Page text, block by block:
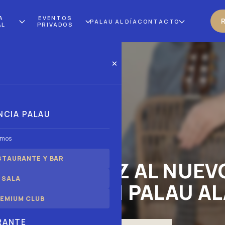
EVENTOS
PRIVADOS
PALAU AL DÍA CONTACTO
×
PALAU
Y BAR
SALA
CLUB
PONEN VOZ AL
EN PALAU